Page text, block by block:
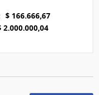
$ 166.666,67
2.000.000,04